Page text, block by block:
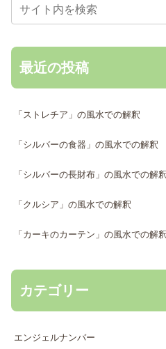
最近の投稿
「ストレチア」の風水での解釈
「シルバーの食器」の風水での解釈
「シルバーの長財布」の風水での解釈
「クルシア」の風水での解釈
「カーキのカーテン」の風水での解釈
カテゴリー
エンジェルナンバー